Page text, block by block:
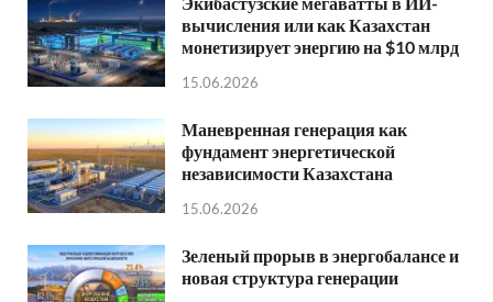
вычисления или как Казахстан
монетизирует энергию на $10 млрд
15.06.2026
Маневренная генерация как
фундамент энергетической
независимости Казахстана
15.06.2026
Зеленый прорыв в энергобалансе и
новая структура генерации